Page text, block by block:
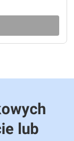
lub